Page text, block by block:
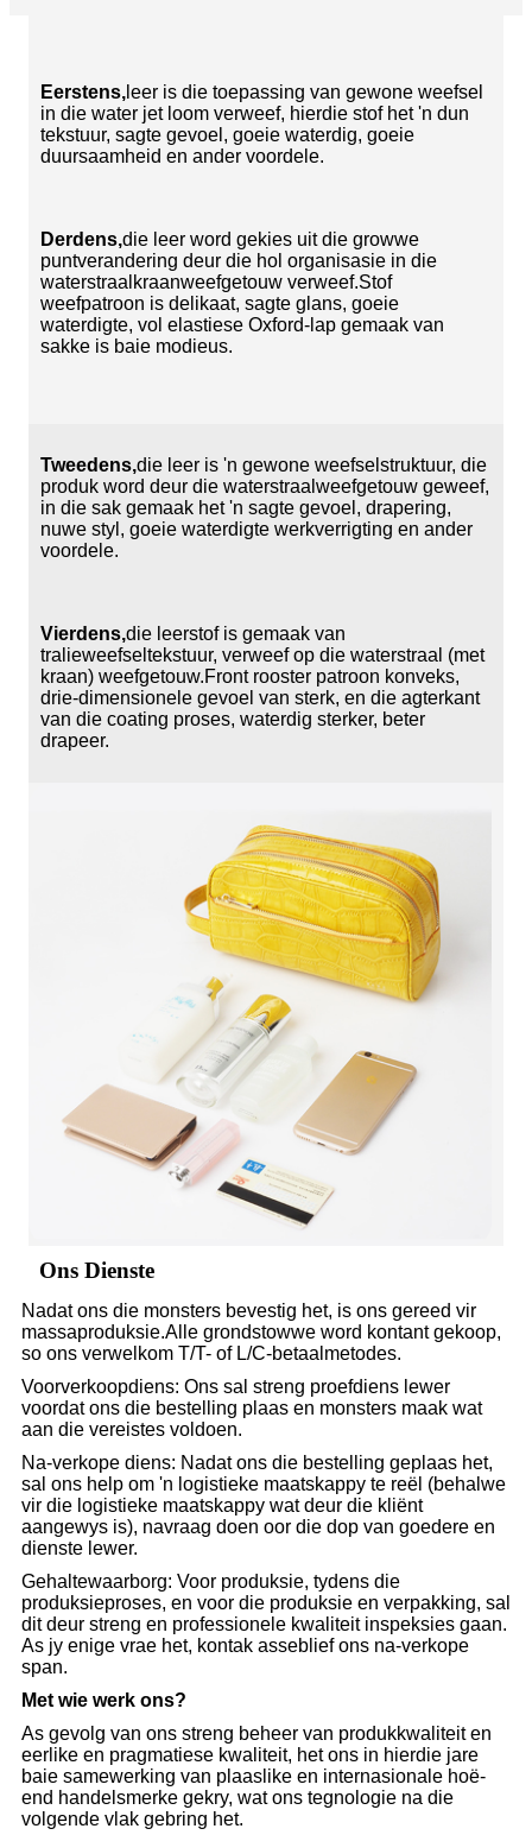
Eerstens, leer is die toepassing van gewone weefsel
in die water jet loom verweef, hierdie stof het 'n dun
tekstuur, sagte gevoel, goeie waterdig, goeie
duursaamheid en ander voordele.
Derdens,die leer word gekies uit die growwe
puntverandering deur die hol organisasie in die
waterstraalkraanweefgetouw verweef.Stof
weefpatroon is delikaat, sagte glans, goeie
waterdigte, vol elastiese Oxford-lap gemaak van
sakke is baie modieus.
Tweedens,die leer is 'n gewone weefselstruktuur, die
produk word deur die waterstraalweefgetouw geweef,
in die sak gemaak het 'n sagte gevoel, drapering,
nuwe styl, goeie waterdigte werkverrigting en ander
voordele.
Vierdens,die leerstof is gemaak van
tralieweefseltekstuur, verweef op die waterstraal (met
kraan) weefgetouw.Front rooster patroon konveks,
drie-dimensionele gevoel van sterk, en die agterkant
van die coating proses, waterdig sterker, beter
drapeer.
Ons Dienste
Nadat ons die monsters bevestig het, is ons gereed vir
massaproduksie.Alle grondstowwe word kontant gekoop,
so ons verwelkom T/T- of L/C-betaalmetodes.
Voorverkoopdiens: Ons sal streng proefdiens lewer
voordat ons die bestelling plaas en monsters maak wat
aan die vereistes voldoen.
Na-verkope diens: Nadat ons die bestelling geplaas het,
sal ons help om 'n logistieke maatskappy te reël (behalwe
vir die logistieke maatskappy wat deur die kliënt
aangewys is), navraag doen oor die dop van goedere en
dienste lewer.
Gehaltewaarborg: Voor produksie, tydens die
produksieproses, en voor die produksie en verpakking, sal
dit deur streng en professionele kwaliteit inspeksies gaan.
As jy enige vrae het, kontak asseblief ons na-verkope
span.
Met wie werk ons?
As gevolg van ons streng beheer van produkkwaliteit en
eerlike en pragmatiese kwaliteit, het ons in hierdie jare
baie samewerking van plaaslike en internasionale hoë-
end handelsmerke gekry, wat ons tegnologie na die
volgende vlak gebring het.